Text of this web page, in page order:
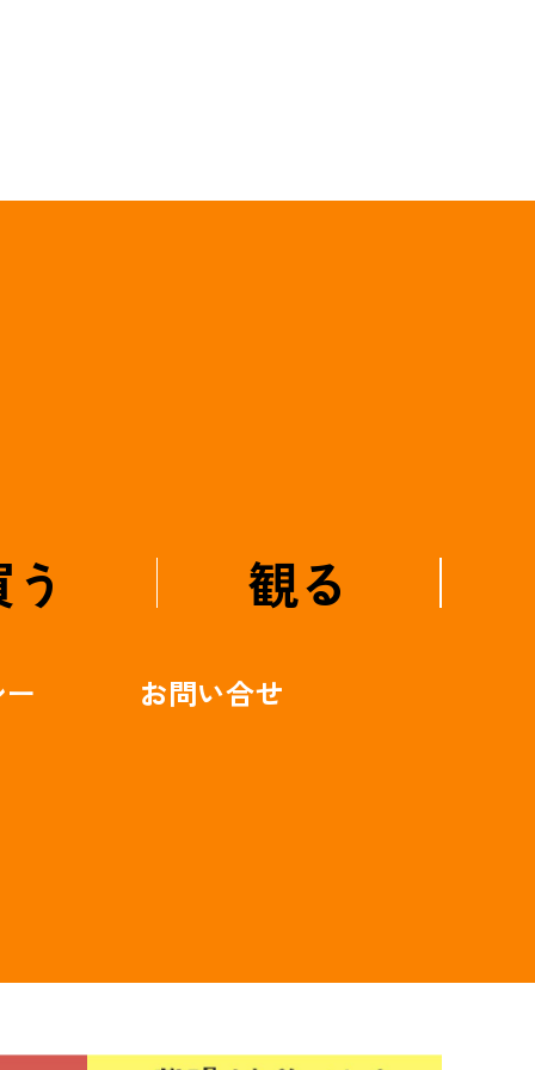
観る
お問い合せ